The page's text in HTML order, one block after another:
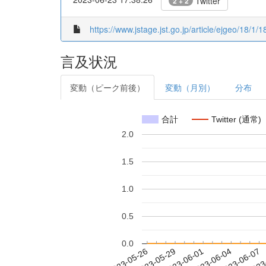
https://www.jstage.jst.go.jp/article/ejgeo/18/1/
言及状況
変動（ピーク前後） 変動（月別） 分布
合計 Twitter (通常)
0.0
0.5
1.0
1.5
2.0